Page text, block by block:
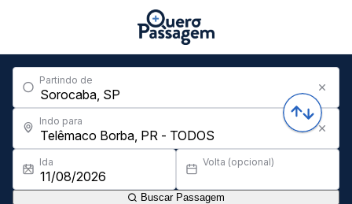
Partindo de
Indo para
Ida Volta (opcional)
Buscar Passagem